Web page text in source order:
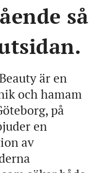
så
är en
och hamam
på
en
av